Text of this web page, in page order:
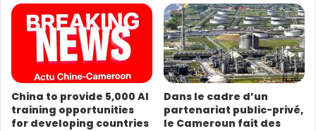
sont également prises en compte. Confrontées à de
nombreux défis, le gouvernement va apporter un
soutien structuré aux différentes entreprises afin de
leur permettre de maintenir le cap de compétitivité et
de rendre attractif l’environnement des affaires.
De manière globale, pour la Commission nationale du
l
China to provide 5,000 AI
training opportunities
for developing countries
Dans le cadre d’un
partenariat public-privé,
le Cameroun fait des